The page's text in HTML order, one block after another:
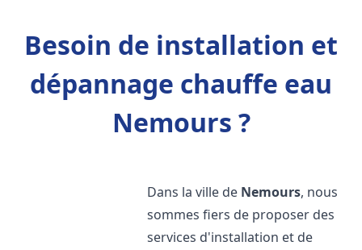
Besoin de installation et
dépannage chauffe eau
Nemours ?
Dans la ville de Nemours, nous
sommes fiers de proposer des
services d'installation et de